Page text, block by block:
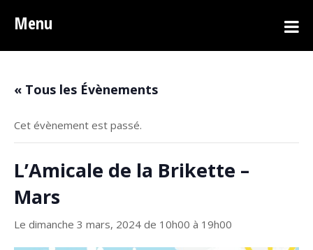
Menu
« Tous les Évènements
Cet évènement est passé.
L’Amicale de la Brikette –
Mars
Le dimanche 3 mars, 2024 de 10h00 à 19h00